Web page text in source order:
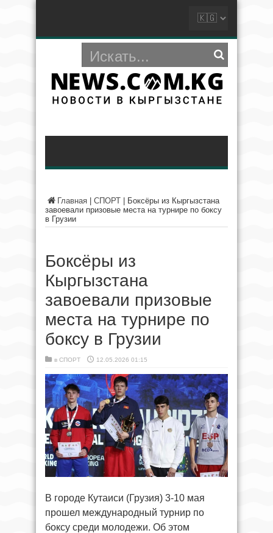
Главная СПОРТ
Боксёры из Кыргызстана
завоевали призовые места на турнире по боксу
в Грузии
Боксёры из
Кыргызстана
завоевали призовые
места на турнире по
боксу в Грузии
в СПОРТ 12.05.2026 01:15
В городе Кутаиси (Грузия) 3-10 мая
прошел международный турнир по
боксу среди молодежи. Об этом